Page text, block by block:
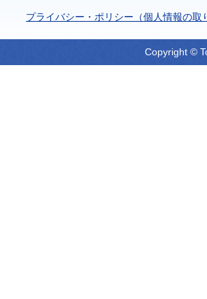
プライバシー・ポリシー（個人情報の取
Copyright ©